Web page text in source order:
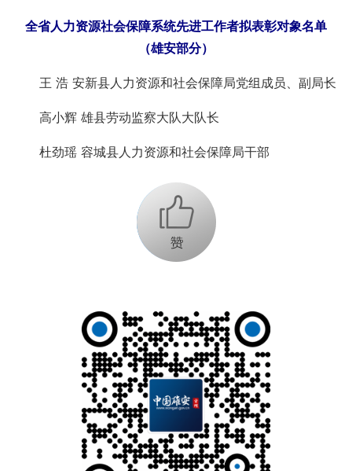
全省人力资源社会保障系统先进工作者拟表彰对象名单
（雄安部分）
王 浩 安新县人力资源和社会保障局党组成员、副局长
高小辉 雄县劳动监察大队大队长
杜劲瑶 容城县人力资源和社会保障局干部
+1